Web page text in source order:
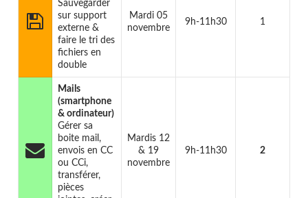
Sauvegarder
sur support
externe &
faire le tri des
fichiers en
double
Mardi 05
novembre
9h-11h30 1
Mails
(smartphone
& ordinateur)
Gérer sa
boite mail,
envois en CC
ou CCi,
transférer,
pièces
Mardis 12
& 19
novembre
9h-11h30 2